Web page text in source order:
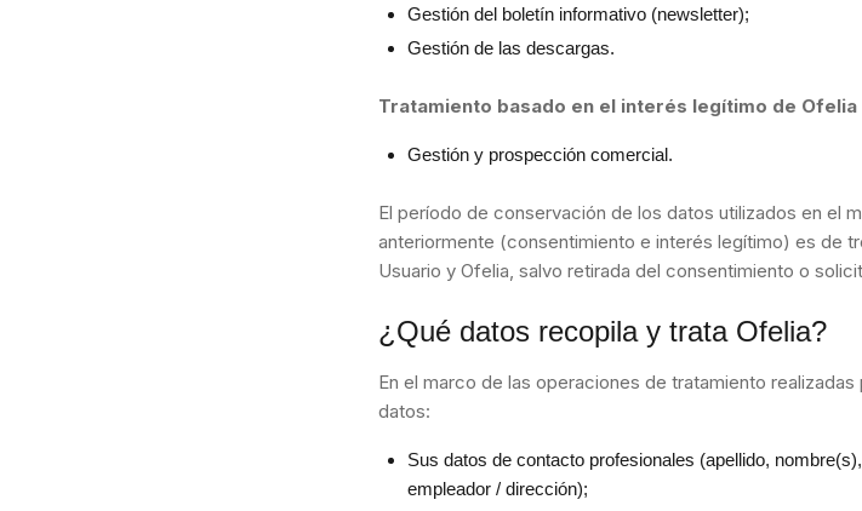
Gestión del boletín informativo (newsletter);
Gestión de las descargas.
Tratamiento basado en el interés legítimo de Ofelia
Gestión y prospección comercial.
El período de conservación de los datos utilizados en el
anteriormente (consentimiento e interés legítimo) es de
Usuario y Ofelia, salvo retirada del consentimiento o
¿Qué datos recopila y trata Ofelia?
En el marco de las operaciones de tratamiento
datos:
Sus datos de contacto profesionales (apellido,
empleador / dirección);